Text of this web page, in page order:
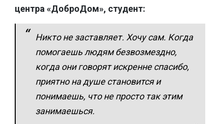
центра «ДоброДом», студент:
Никто не заставляет. Хочу сам. Когда
помогаешь людям безвозмездно,
когда они говорят искренне спасибо,
приятно на душе становится и
понимаешь, что не просто так этим
занимаешься.